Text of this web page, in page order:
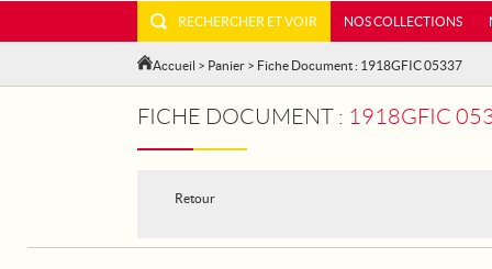
RECHERCHER ET VOIR NOS COLLECTIONS
Accueil > Panier > Fiche Document : 1918GFIC 05337
FICHE DOCUMENT : 1918GFIC
Retour